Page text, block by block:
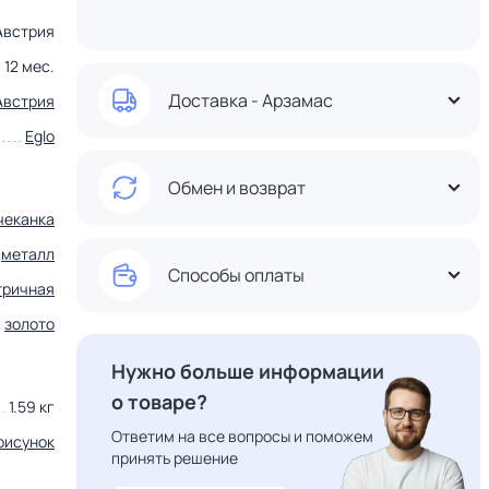
12 мес.
Eglo
металл
золото
1.59 кг
Доставка - Арзамас
Обмен и возврат
Способы оплаты
Нужно больше информации
о товаре?
Ответим на все вопросы и поможем
принять решение